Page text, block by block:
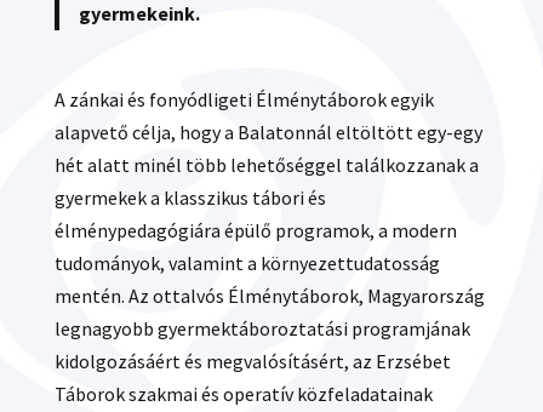
gyermekeink.
A zánkai és fonyódligeti Élménytáborok egyik
alapvető célja, hogy a Balatonnál eltöltött egy-egy
hét alatt minél több lehetőséggel találkozzanak a
gyermekek a klasszikus tábori és
élménypedagógiára épülő programok, a modern
tudományok, valamint a környezettudatosság
mentén. Az ottalvós Élménytáborok, Magyarország
legnagyobb gyermektáboroztatási programjának
kidolgozásáért és megvalósításért, az Erzsébet
Táborok szakmai és operatív közfeladatainak